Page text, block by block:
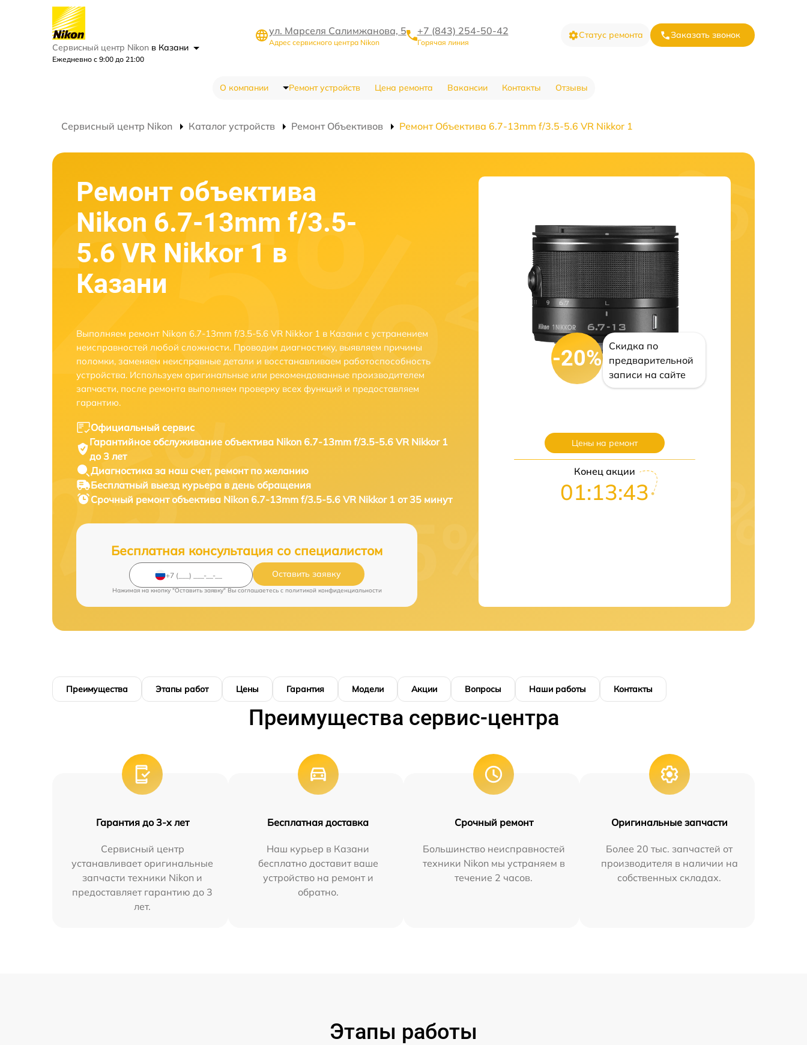
Сервисный центр Nikon в Казани
Ежедневно с 9:00 до 21:00
ул. Марселя Салимжанова, 5
Адрес сервисного центра Nikon
+7 (843) 254-50-42
Горячая линия
Статус ремонта Заказать звонок
О компании Ремонт устройств Цена ремонта Вакансии Контакты Отзывы
Сервисный центр Nikon Каталог устройств Ремонт Объективов Ремонт Объектива 6.7-13mm f/3.5-5.6 VR Nikkor 1
Ремонт объектива
Nikon 6.7-13mm f/3.5-
5.6 VR Nikkor 1 в
Казани
Выполняем ремонт Nikon 6.7-13mm f/3.5-5.6 VR Nikkor 1 в Казани с устранением
неисправностей любой сложности. Проводим диагностику, выявляем причины
поломки, заменяем неисправные детали и восстанавливаем работоспособность
устройства. Используем оригинальные или рекомендованные производителем
запчасти, после ремонта выполняем проверку всех функций и предоставляем
гарантию.
Официальный сервис
Гарантийное обслуживаниеобъектива Nikon 6.7-13mm f/3.5-5.6 VR Nikkor 1
до 3 лет
Диагностика за наш счет, ремонт по желанию
Бесплатный выезд курьера в день обращения
Срочный ремонтобъектива Nikon 6.7-13mm f/3.5-5.6 VR Nikkor 1 от 35 минут
Бесплатная консультация со специалистом
Оставить заявку
Нажимая на кнопку "Оставить заявку" Вы соглашаетесь c политикой конфиденциальности
-20%
Скидка по
предварительной
записи на сайте
Цены на ремонт
Конец акции
01:13:42
Преимущества Этапы работ Цены Гарантия Модели Акции Вопросы Наши работы Контакты
Преимущества сервис-центра
Гарантия до 3-х лет
Сервисный центр
устанавливает оригинальные
запчасти техники Nikon и
предоставляет гарантию до 3
лет.
Бесплатная доставка
Наш курьер в Казани
бесплатно доставит ваше
устройство на ремонт и
обратно.
Срочный ремонт
Большинство неисправностей
техники Nikon мы устраняем в
течение 2 часов.
Оригинальные запчасти
Более 20 тыс. запчастей от
производителя в наличии на
собственных складах.
Этапы работы